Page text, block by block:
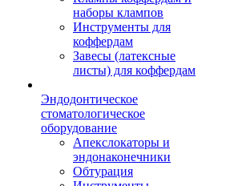
наборы клампов
Инструменты для
коффердам
Завесы (латексные
листы) для коффердам
Эндодонтическое
стоматологическое
оборудование
Апекслокаторы и
эндонаконечники
Обтурация